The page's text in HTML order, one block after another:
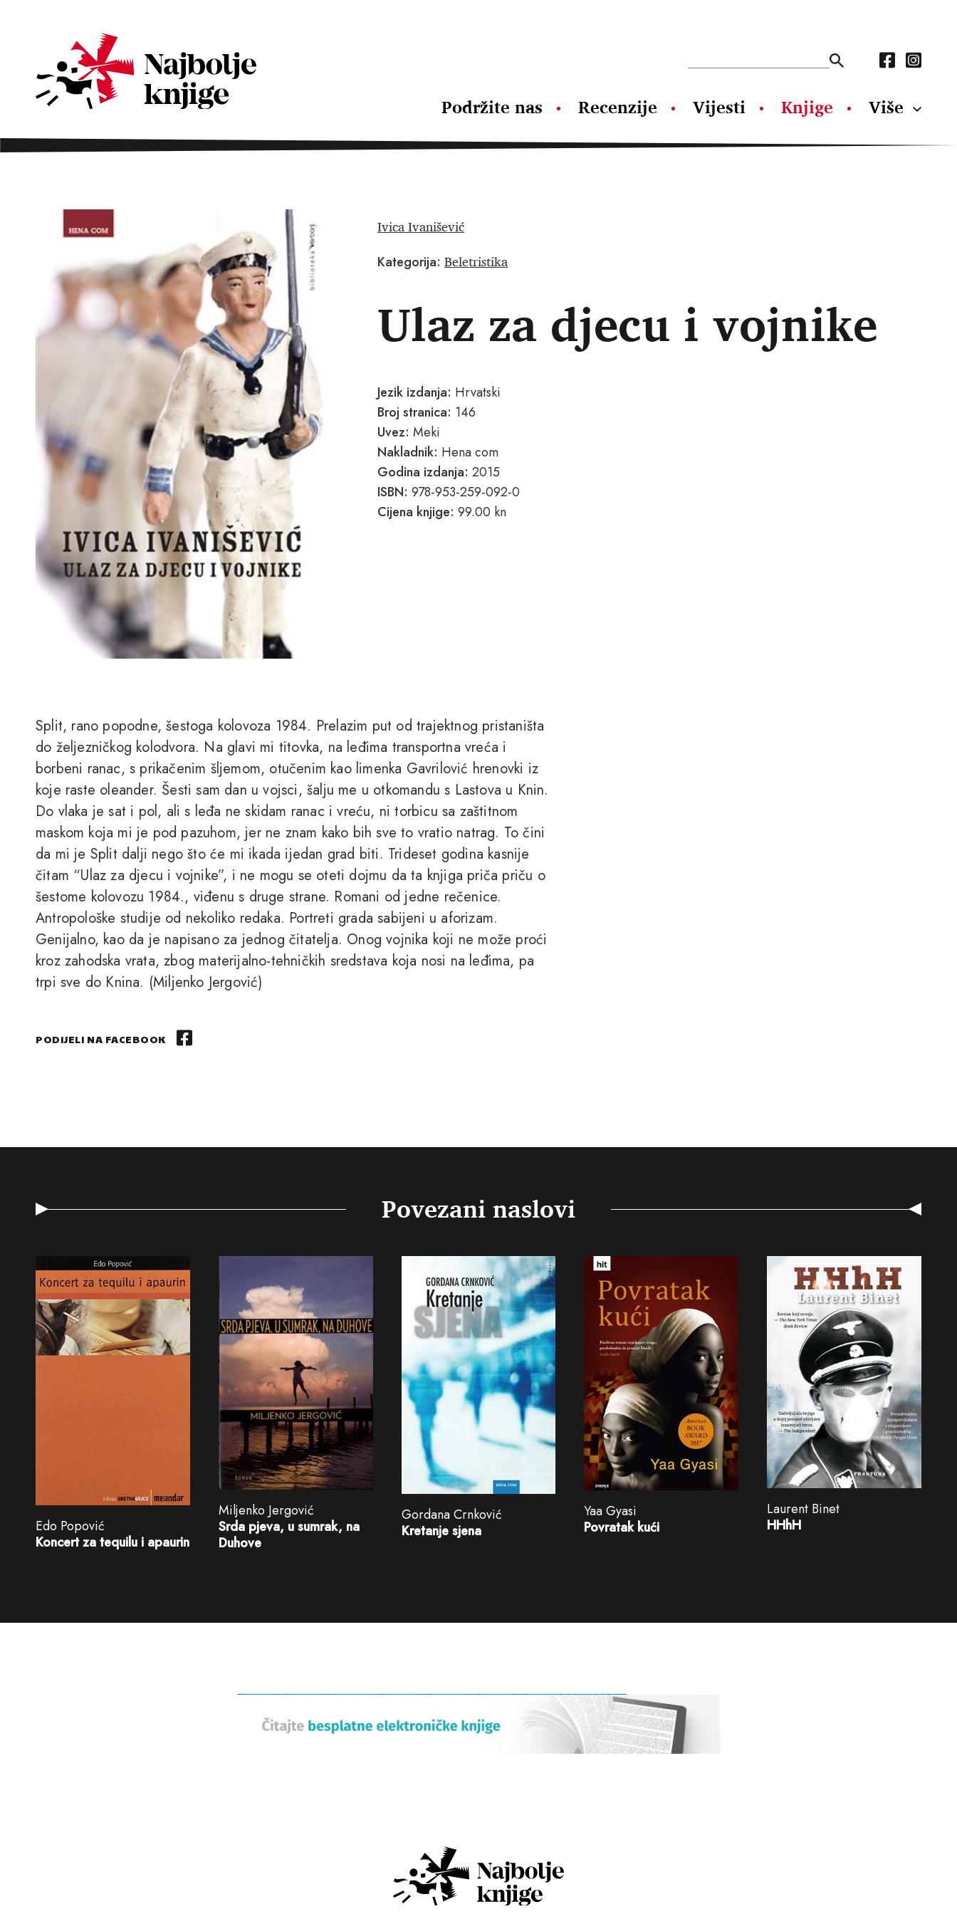
Podržite nas Recenzije Vijesti Knjige Više
Ivica Ivanišević
Kategorija: Beletristika
Ulaz za djecu i vojnike
Jezik izdanja: Hrvatski
Broj stranica: 146
Uvez: Meki
Nakladnik: Hena com
Godina izdanja: 2015
ISBN: 978-953-259-092-0
Cijena knjige: 99.00 kn
Split, rano popodne, šestoga kolovoza 1984. Prelazim put od trajektnog pristaništa
do željezničkog kolodvora. Na glavi mi titovka, na leđima transportna vreća i
borbeni ranac, s prikačenim šljemom, otučenim kao limenka Gavrilović hrenovki iz
koje raste oleander. Šesti sam dan u vojsci, šalju me u otkomandu s Lastova u Knin.
Do vlaka je sat i pol, ali s leđa ne skidam ranac i vreću, ni torbicu sa zaštitnom
maskom koja mi je pod pazuhom, jer ne znam kako bih sve to vratio natrag. To čini
da mi je Split dalji nego što će mi ikada ijedan grad biti. Trideset godina kasnije
čitam “Ulaz za djecu i vojnike”, i ne mogu se oteti dojmu da ta knjiga priča priču o
šestome kolovozu 1984., viđenu s druge strane. Romani od jedne rečenice.
Antropološke studije od nekoliko redaka. Portreti grada sabijeni u aforizam.
Genijalno, kao da je napisano za jednog čitatelja. Onog vojnika koji ne može proći
kroz zahodska vrata, zbog materijalno-tehničkih sredstava koja nosi na leđima, pa
trpi sve do Knina. (Miljenko Jergović)
PODIJELI NA FACEBOOK
Povezani naslovi
Edo Popović
Koncert za tequilu i apaurin
Miljenko Jergović
Srda pjeva, u sumrak, na
Duhove
Gordana Crnković
Kretanje sjena
Yaa Gyasi
Povratak kući
Laurent Binet
HHhH